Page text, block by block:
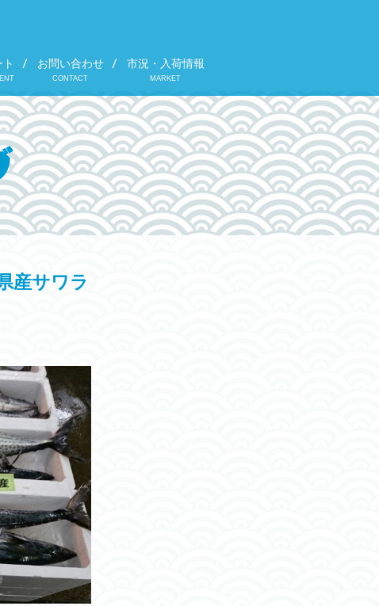
お問い合わせ
CONTACT
市況・入荷情報
MARKET
産サワラ